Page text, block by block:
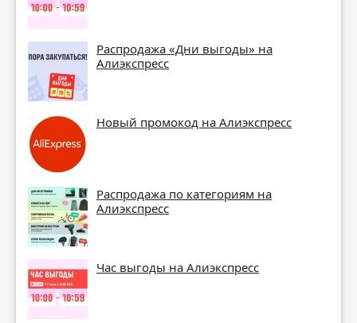
Распродажа «Дни выгоды» на
Алиэкспресс
Новый промокод на Алиэкспресс
Распродажа по категориям на
Алиэкспресс
Час выгоды на Алиэкспресс